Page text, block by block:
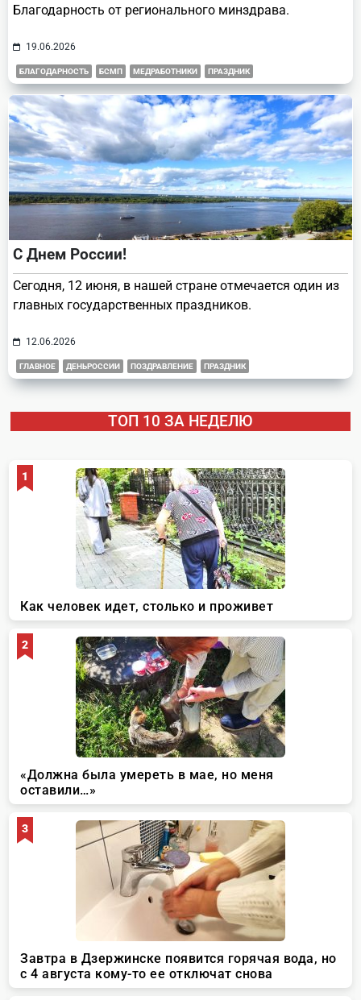
Благодарность от регионального минздрава.
19.06.2026
БЛАГОДАРНОСТЬ БСМП МЕДРАБОТНИКИ ПРАЗДНИК
С Днем России!
Сегодня, 12 июня, в нашей стране отмечается один из
главных государственных праздников.
12.06.2026
ГЛАВНОЕ ДЕНЬРОССИИ ПОЗДРАВЛЕНИЕ ПРАЗДНИК
ТОП 10 ЗА НЕДЕЛЮ